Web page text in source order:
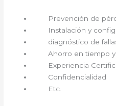
Prevención de
Instalación y
diagnóstico de fallas
Ahorro en tiempo y
Experiencia
Confidencialidad
Etc.